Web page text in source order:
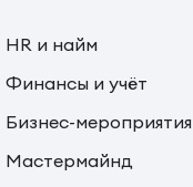
HR и найм
Финансы и учёт
Бизнес-мероприятия
Мастермайнд